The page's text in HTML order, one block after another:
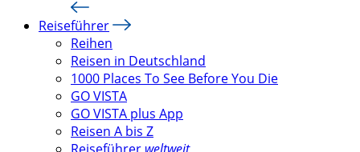
Reiseführer
Reihen
Reisen in Deutschland
1000 Places To See Before You Die
GO VISTA
GO VISTA plus App
Reisen A bis Z